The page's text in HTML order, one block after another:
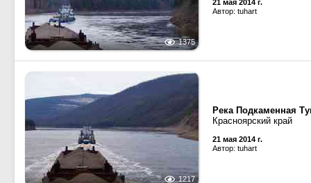
1375
21 мая 2014 г.
Автор: tuhart
1217
Река Подкаменная
Красноярский край
21 мая 2014 г.
Автор: tuhart